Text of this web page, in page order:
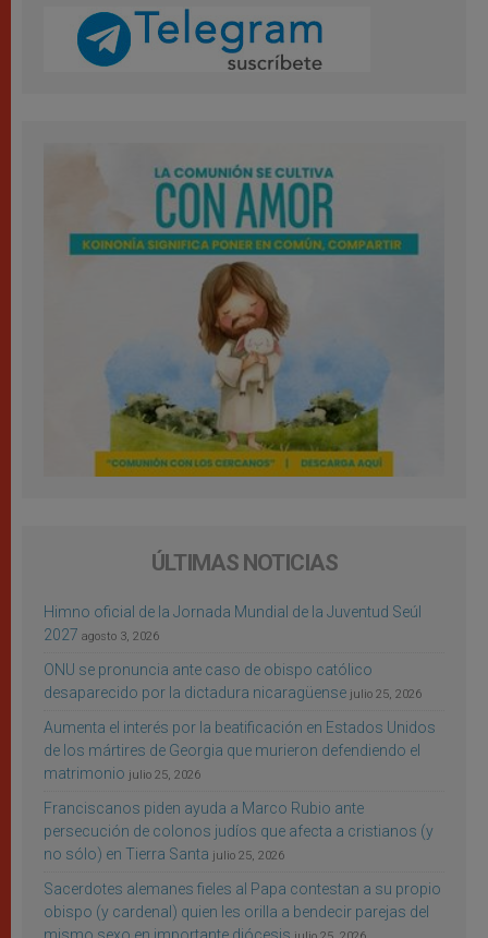
ÚLTIMAS NOTICIAS
Himno oficial de la Jornada Mundial de la Juventud Seúl
2027 agosto 3, 2026
ONU se pronuncia ante caso de obispo católico
desaparecido por la dictadura nicaragüense julio 25, 2026
Aumenta el interés por la beatificación en Estados Unidos
de los mártires de Georgia que murieron defendiendo el
matrimonio julio 25, 2026
Franciscanos piden ayuda a Marco Rubio ante
persecución de colonos judíos que afecta a cristianos (y
no sólo) en Tierra Santa julio 25, 2026
Sacerdotes alemanes fieles al Papa contestan a su propio
obispo (y cardenal) quien les orilla a bendecir parejas del